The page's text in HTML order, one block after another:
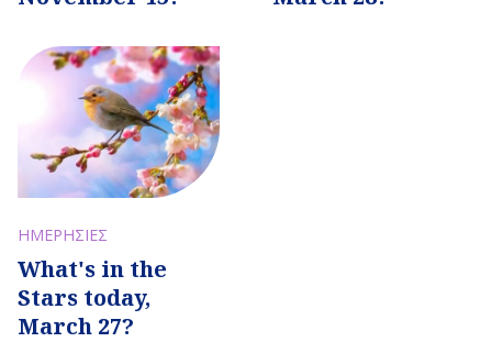
ΗΜΕΡΗΣΙΕΣ
What's in the
Stars today,
March 27?